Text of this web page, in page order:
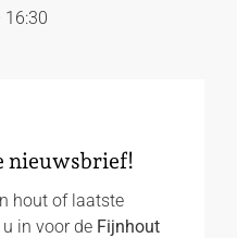
16:30
nieuwsbrief!
hout of laatste
in voor de Fijnhout